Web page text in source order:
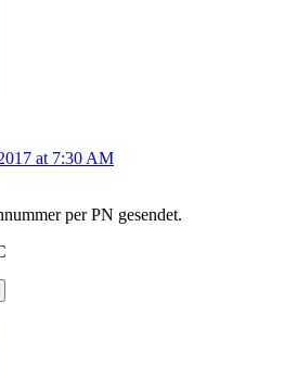
at 7:30 AM
per PN gesendet.